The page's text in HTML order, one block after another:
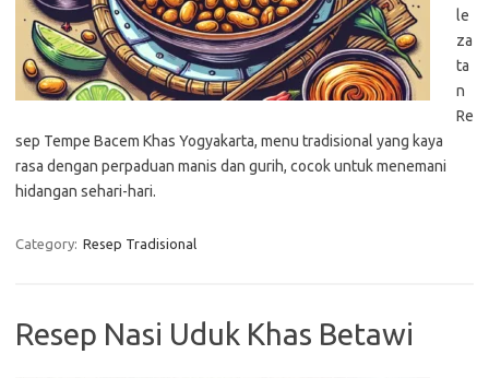
le
za
ta
n
Re
sep Tempe Bacem Khas Yogyakarta, menu tradisional yang kaya
rasa dengan perpaduan manis dan gurih, cocok untuk menemani
hidangan sehari-hari.
Category: Resep Tradisional
Resep Nasi Uduk Khas Betawi